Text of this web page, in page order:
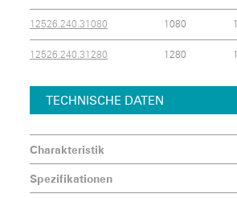
12526.240.31080 1080
12526.240.31280 1280
TECHNISCHE DATEN
Charakteristik
Spezifikationen